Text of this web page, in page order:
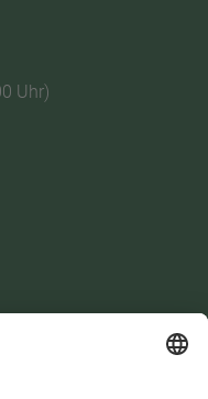
Uhr)